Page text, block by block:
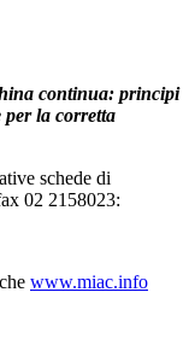
continua: principi
per la corretta
schede di
02 2158023:
www.miac.info